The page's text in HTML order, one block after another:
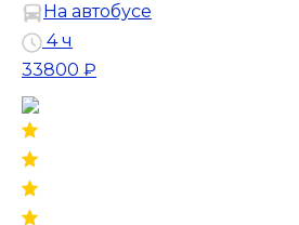
На автобусе
4 ч
33800 ₽